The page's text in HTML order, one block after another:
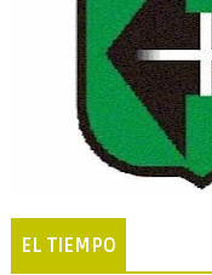
EL TIEMPO